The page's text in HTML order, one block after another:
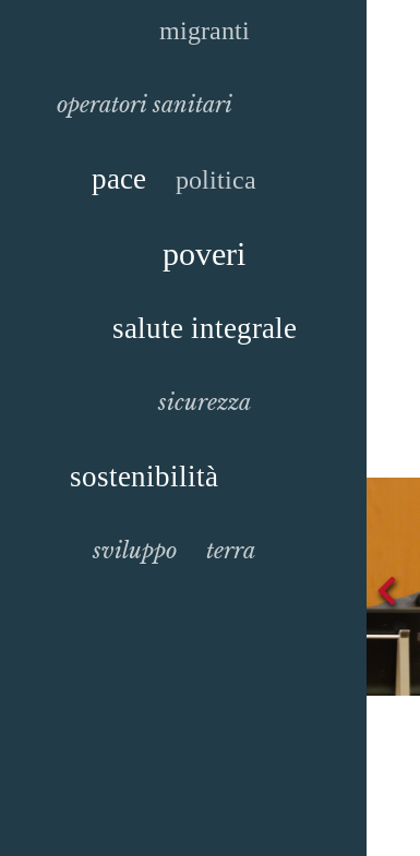
migranti
operatori sanitari
pace politica
poveri
salute integrale
sicurezza
sostenibilità
sviluppo terra